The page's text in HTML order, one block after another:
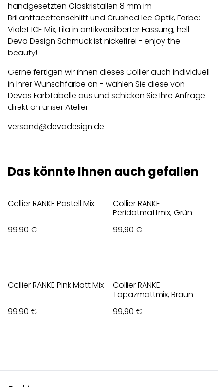
handgesetzten Glaskristallen 8 mm im
Brillantfacettenschliff und Crushed Ice Optik, Farbe:
Violet ICE Mix, Lila in antikversilberter Fassung, hell -
Deva Design Schmuck ist nickelfrei - enjoy the
beauty!
Gerne fertigen wir Ihnen dieses Collier auch individuell
in Ihrer Wunschfarbe an - wählen Sie diese von
Devas Farbtabelle aus und schicken Sie Ihre Anfrage
direkt an unser Atelier
versand@devadesign.de
Das könnte Ihnen auch gefallen
Collier RANKE Pastell Mix
99,90 €
Collier RANKE
Peridotmattmix, Grün
99,90 €
Collier RANKE Pink Matt Mix
99,90 €
Collier RANKE
Topazmattmix, Braun
99,90 €